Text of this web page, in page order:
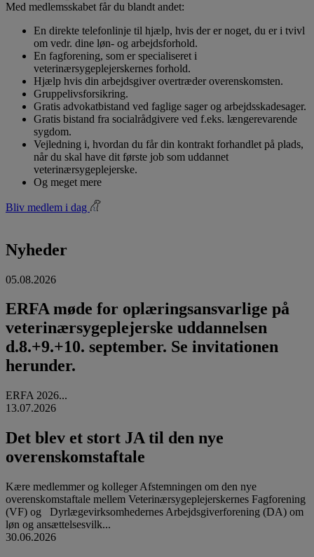
Med medlemsskabet får du blandt andet:
En direkte telefonlinje til hjælp, hvis der er noget, du er i tvivl
om vedr. dine løn- og arbejdsforhold.
En fagforening, som er specialiseret i
veterinærsygeplejerskernes forhold.
Hjælp hvis din arbejdsgiver overtræder overenskomsten.
Gruppelivsforsikring.
Gratis advokatbistand ved faglige sager og arbejdsskadesager.
Gratis bistand fra socialrådgivere ved f.eks. længerevarende
sygdom.
Vejledning i, hvordan du får din kontrakt forhandlet på plads,
når du skal have dit første job som uddannet
veterinærsygeplejerske.
Og meget mere
Bliv medlem i dag
Nyheder
05.08.2026
ERFA møde for oplæringsansvarlige på
veterinærsygeplejerske uddannelsen
d.8.+9.+10. september. Se invitationen
herunder.
ERFA 2026...
13.07.2026
Det blev et stort JA til den nye
overenskomstaftale
Kære medlemmer og kolleger Afstemningen om den nye
overenskomstaftale mellem Veterinærsygeplejerskernes Fagforening
(VF) og Dyrlægevirksomhedernes Arbejdsgiverforening (DA) om
løn og ansættelsesvilk...
30.06.2026